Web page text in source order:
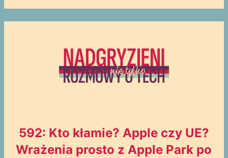
592: Kto kłamie? Apple czy UE?
Wrażenia prosto z Apple Park po